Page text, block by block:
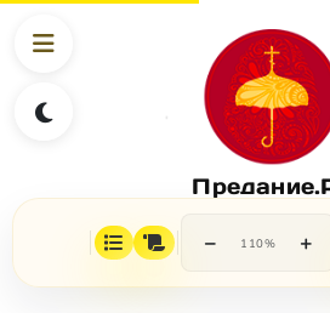
− 110% +